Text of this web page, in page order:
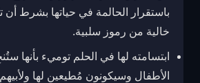
باستقرار الحالمة في حياتها بشرط أن
خالية من رموز سلبية.
ابتسامته لها في الحلم توميء بأنها
الأطفال وسيكونون مُطيعين لها